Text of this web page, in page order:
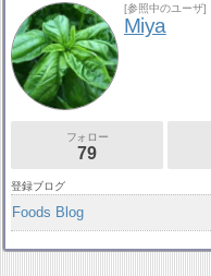
[参照中のユーザ]
Miya
フォロー
79
登録ブログ
Foods Blog